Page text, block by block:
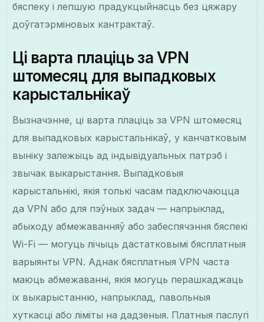
бяспеку і лепшую прадукцыйнасць без цяжару
доўгатэрміновых кантрактаў.
Ці варта плаціць за VPN
штомесяц для выпадковых
карыстальнікаў
Вызначэнне, ці варта плаціць за VPN штомесяц
для выпадковых карыстальнікаў, у канчатковым
выніку залежыць ад індывідуальных патрэб і
звычак выкарыстання. Выпадковыя
карыстальнікі, якія толькі часам падключаюцца
да VPN або для пэўных задач — напрыклад,
абыходу абмежаванняў або забеспячэння бяспекі
Wi-Fi — могуць лічыць дастатковымі бясплатныя
варыянты VPN. Аднак бясплатныя VPN часта
маюць абмежаванні, якія могуць перашкаджаць
іх выкарыстанню, напрыклад, павольныя
хуткасці або ліміты на дадзеныя. Платныя паслугі